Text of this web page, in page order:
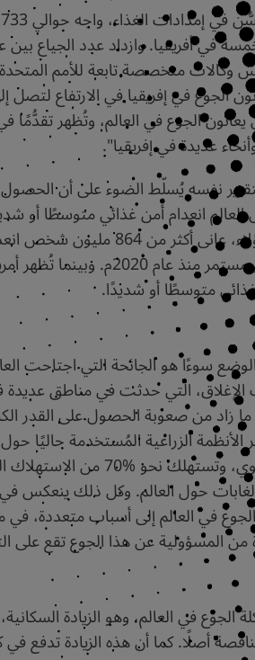
عديدة في إفريقيا".
كوفيد-19. ومن بين
متوسطًا أو شديدًا.
فترات الإغلاق، التي حدثت في مناطق
ما زاد من صعوبة الحصول على القدر
الزراعية المُستخدمة حاليًا
الحراري إلى الغلاف
في العالم إلى أسباب متعددة، في
من المسؤولية عن هذا الجوع تقع على
في العالم، وهو الزيادة
أصلًا. كما أن هذه الزيادة تدفع